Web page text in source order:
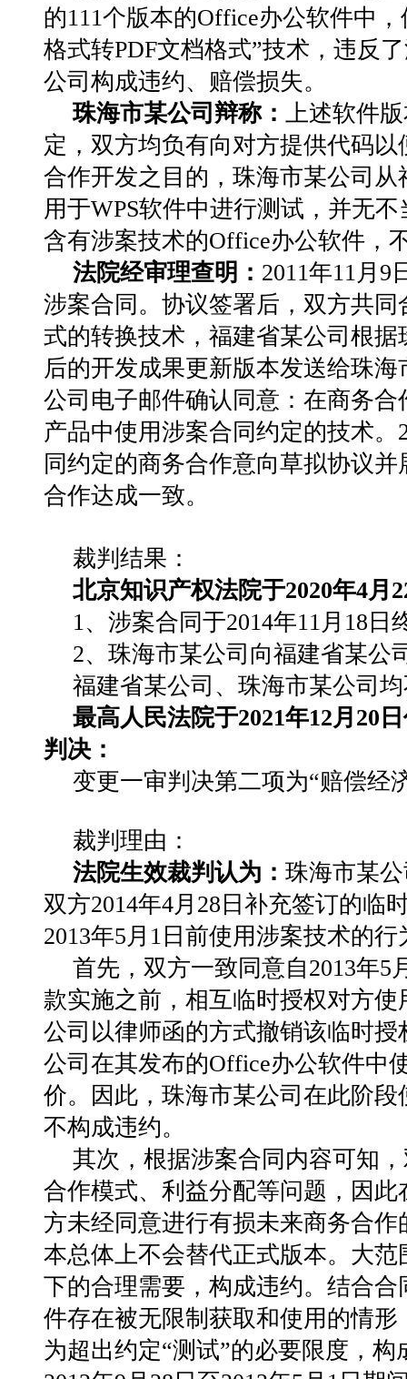
的111个版本的Office办公软件中
格式转PDF文档格式”技术，违反
公司构成违约、赔偿损失。
珠海市某公司辩称：
上述软件
定，双方均负有向对方提供代码
合作开发之目的，珠海市某公司
用于WPS软件中进行测试，并无
含有涉案技术的Office办公软
法院经审理查明： 2011年11月9
涉案合同。协议签署后，双方共
式的转换技术，福建省某公司根
后的开发成果更新版本发送给珠
公司电子邮件确认同意：在商务
产品中使用涉案合同约定的技术
同约定的商务合作意向草拟协议
合作达成一致。
裁判结果：
北京知识产权法院于2020年4月
1、涉案合同于2014年11月18日
2、珠海市某公司向福建省某公
福建省某公司、珠海市某公司
最高人民法院于2021年12月20
判决：
变更一审判决第二项为“赔偿经
裁判理由：
法院生效裁判认为： 珠海市某
双方2014年4月28日补充签订的临
2013年5月1日前使用涉案技术的
首先，双方一致同意自2013年
款实施之前，相互临时授权对方
公司以律师函的方式撤销该临时
公司在其发布的Office办公软件中
价。因此，珠海市某公司在此阶
不构成违约。
其次，根据涉案合同内容可知
合作模式、利益分配等问题，因
方未经同意进行有损未来商务合
本总体上不会替代正式版本。大
下的合理需要，构成违约。结合
件存在被无限制获取和使用的情
为超出约定“测试”的必要限度，